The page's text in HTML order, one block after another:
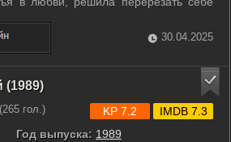
30.04.2025
(1989)
265 гол.)
Год выпуска: 1989
KP 7.2 IMDB 7.3